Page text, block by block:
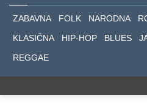
ZABAVNA FOLK NARODNA
KLASIČNA
HIP-HOP BLUES
REGGAE